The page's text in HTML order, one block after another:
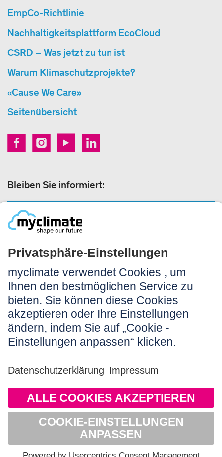
EmpCo-Richtlinie
Nachhaltigkeitsplattform EcoCloud
CSRD – Was jetzt zu tun ist
Warum Klimaschutzprojekte?
«Cause We Care»
Seitenübersicht
Bleiben Sie informiert:
Rechtliches:
Impressum
Nutzungshinweis
AGB
Datenschutz
Barrierefreiheit